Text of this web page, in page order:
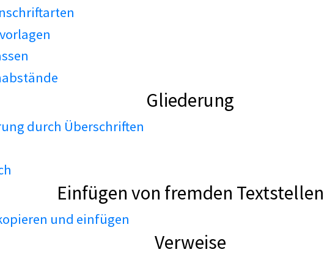
Gliederung
durch Überschriften
Einfügen von fremden Textstellen
und einfügen
Verweise